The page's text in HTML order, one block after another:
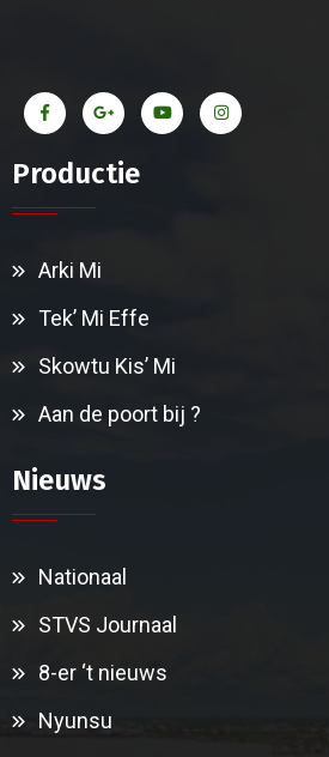
Productie
Arki Mi
Tek’ Mi Effe
Skowtu Kis’ Mi
Aan de poort bij ?
Nieuws
Nationaal
STVS Journaal
8-er ‘t nieuws
Nyunsu